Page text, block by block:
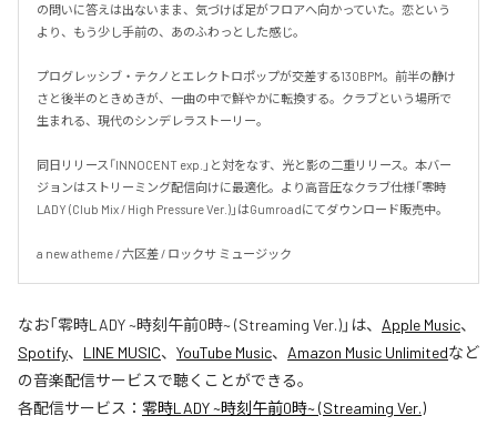
の問いに答えは出ないまま、気づけば足がフロアへ向かっていた。恋という
より、もう少し手前の、あのふわっとした感じ。
プログレッシブ・テクノとエレクトロポップが交差する130BPM。前半の静け
さと後半のときめきが、一曲の中で鮮やかに転換する。クラブという場所で
生まれる、現代のシンデレラストーリー。
同日リリース「INNOCENT exp.」と対をなす、光と影の二重リリース。本バー
ジョンはストリーミング配信向けに最適化。より高音圧なクラブ仕様「零時
LADY (Club Mix / High Pressure Ver.)」はGumroadにてダウンロード販売中。
a new atheme / 六区差 / ロックサ ミュージック
なお「零時LADY ~時刻午前0時~ (Streaming Ver.)」は、 Apple Music、
Spotify、 LINE MUSIC、 YouTube Music、 Amazon Music Unlimitedなど
の音楽配信サービスで聴くことができる。
各配信サービス： 零時LADY ~時刻午前0時~ (Streaming Ver.)